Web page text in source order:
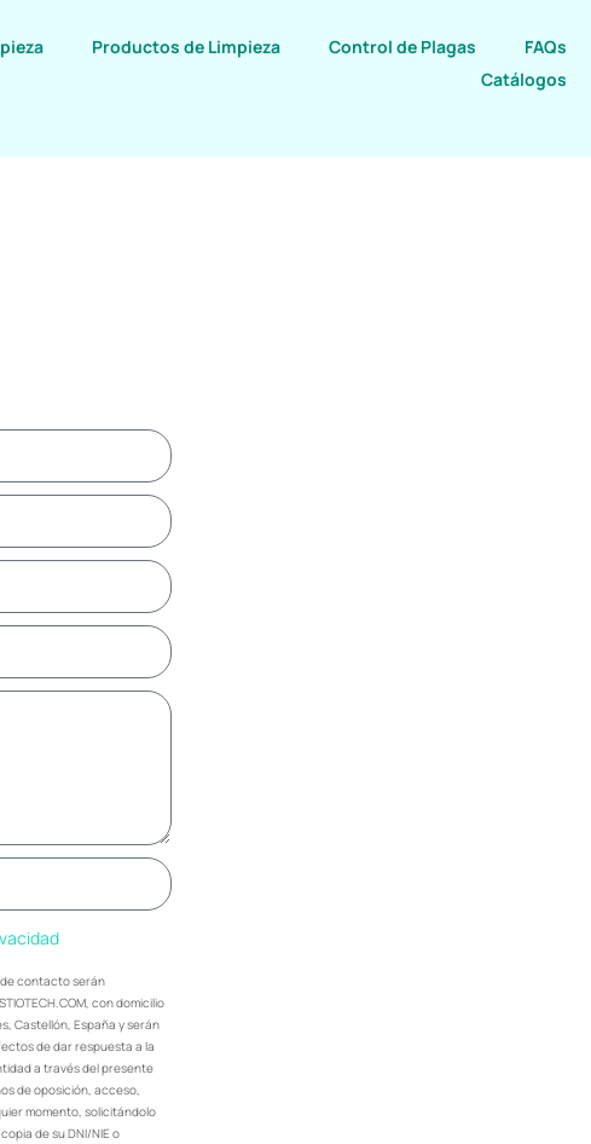
Productos de Limpieza Control de Plagas
FAQs
Catálogos
contacto serán
con domicilio
Castellón, España y serán
de dar respuesta a la
a través del presente
de oposición, acceso,
momento, solicitándolo
de su DNI/NIE o